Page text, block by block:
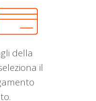
della
il